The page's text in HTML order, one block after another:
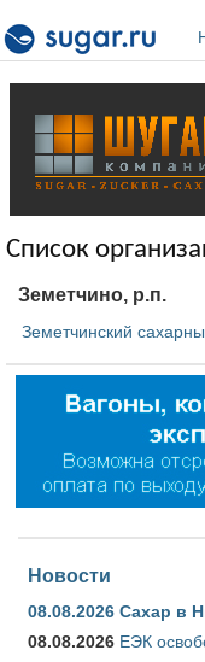
Список
Земетчино, р.п.
Земетчинский
Новости
08.08.2026 Сахар в
08.08.2026 ЕЭК